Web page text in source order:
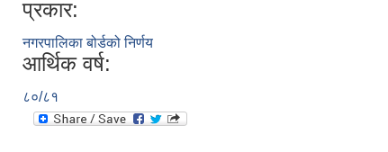
प्रकार:
नगरपालिका बोर्डको निर्णय
आर्थिक वर्ष:
८०/८१